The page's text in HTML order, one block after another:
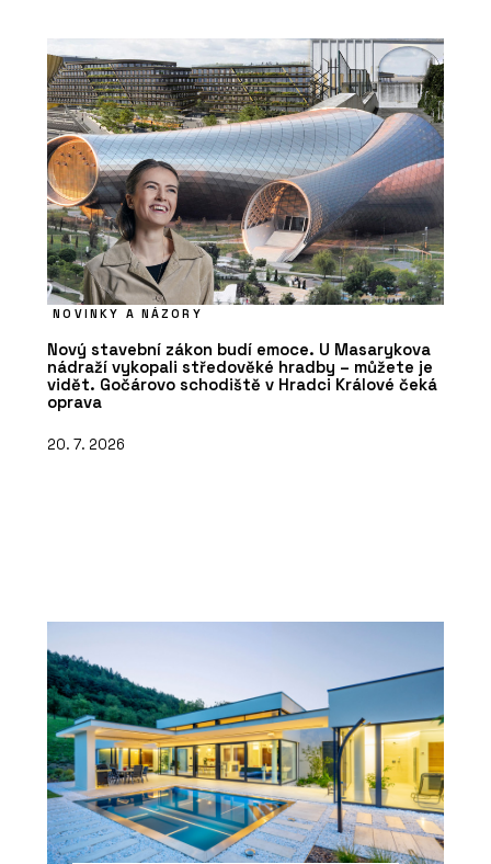
NOVINKY A NÁZORY
Nový stavební zákon budí emoce. U Masarykova
nádraží vykopali středověké hradby – můžete je
vidět. Gočárovo schodiště v Hradci Králové čeká
oprava
20. 7. 2026